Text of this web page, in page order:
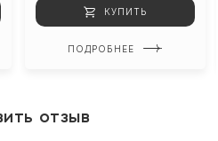
КУПИТЬ
ПОДРОБНЕЕ
отзыв